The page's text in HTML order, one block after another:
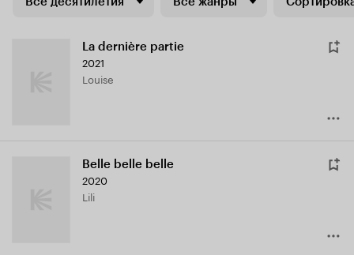
La dernière partie
2021
Louise
Belle belle belle
2020
Lili